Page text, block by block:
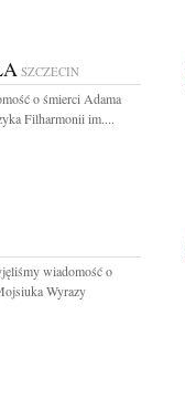
SZCZECIN
o śmierci Adama
Filharmonii im....
wiadomość o
Wyrazy